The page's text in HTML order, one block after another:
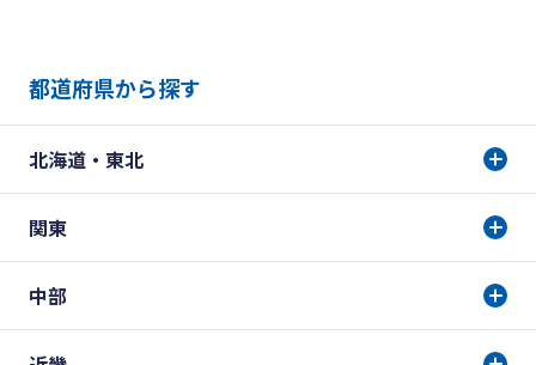
都道府県から探す
北海道・東北
関東
中部